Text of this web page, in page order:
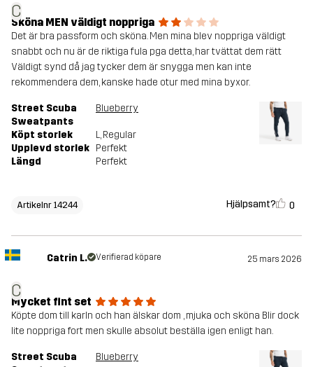
C
Sköna MEN väldigt noppriga
Det är bra passform och sköna. Men mina blev noppriga väldigt
snabbt och nu är de riktiga fula pga detta, har tvättat dem rätt
Väldigt synd då jag tycker dem är snygga men kan inte
rekommendera dem, kanske hade otur med mina byxor.
Street Scuba
Sweatpants
Blueberry
Köpt storlek L, Regular
Upplevd storlek Perfekt
Längd
Perfekt
Artikelnr 14244 Hjälpsamt? 0
C
Catrin L. Verifierad köpare 25 mars 2026
Mycket fint set
Köpte dom till karln och han älskar dom , mjuka och sköna Blir dock
lite noppriga fort men skulle absolut beställa igen enligt han.
Street Scuba
Blueberry